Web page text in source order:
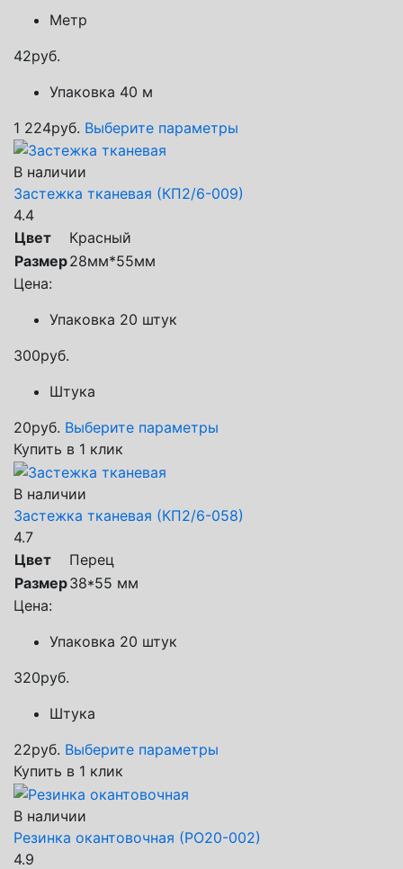
Метр
42руб.
Упаковка 40 м
1 224руб. Выберите параметры
В наличии
Застежка тканевая (КП2/6-009)
4.4
Цвет
Красный
Размер28мм*55мм
Цена:
Упаковка 20 штук
300руб.
Штука
20руб. Выберите параметры
Купить в 1 клик
В наличии
Застежка тканевая (КП2/6-058)
4.7
Цвет
Перец
Размер38*55 мм
Цена:
Упаковка 20 штук
320руб.
Штука
22руб. Выберите параметры
Купить в 1 клик
В наличии
Резинка окантовочная (РО20-002)
4.9